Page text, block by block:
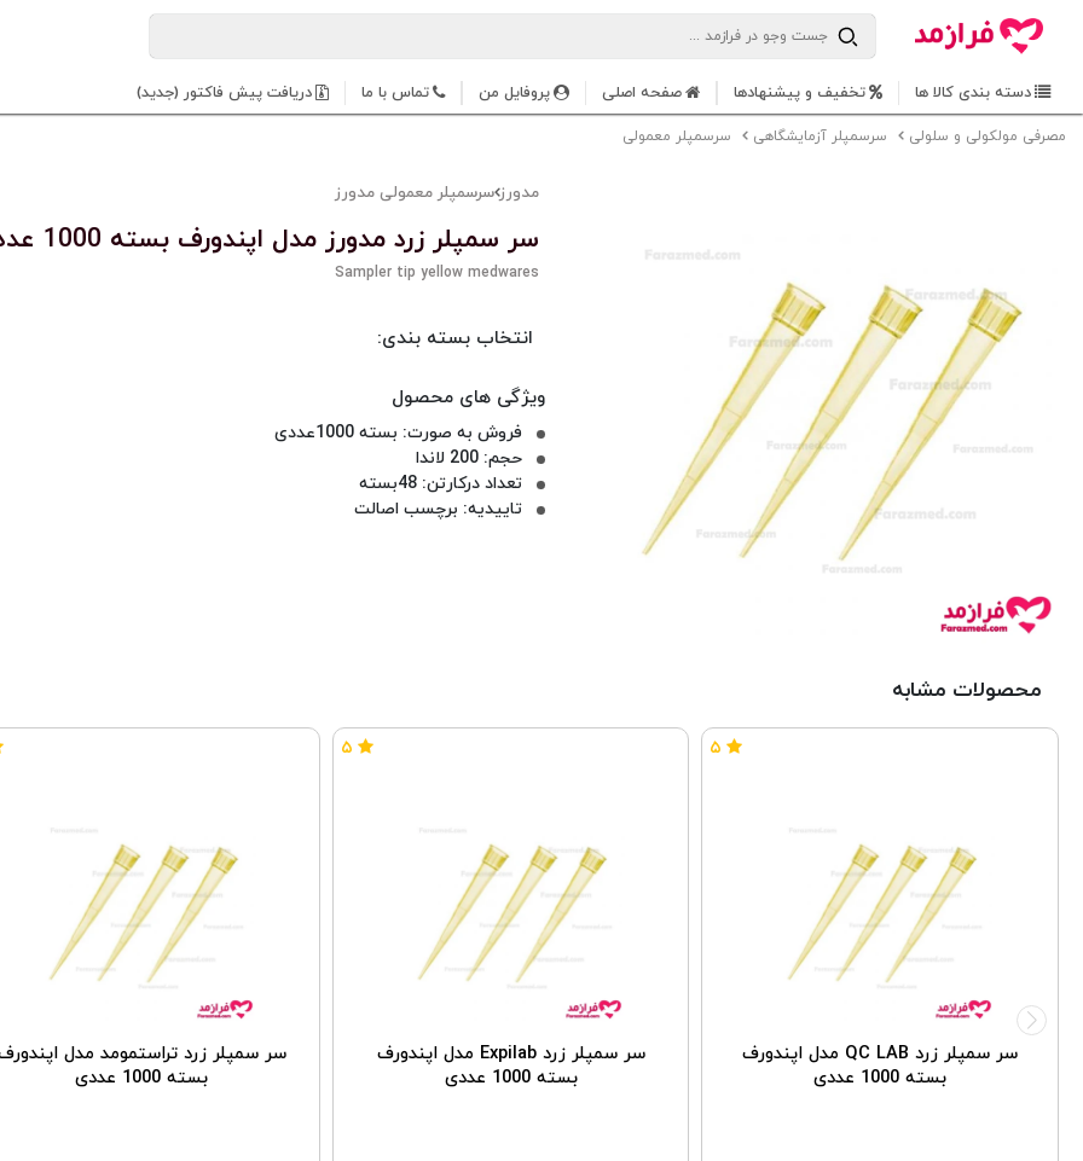
دسته بندی کالا ها تخفیف و پیشنهادها صفحه اصلی پروفایل من تماس با ما دریافت پیش فاکتور (جدید)
مصرفی مولکولی و سلولی سرسمپلر آزمایشگاهی سرسمپلر معمولی
مدورز سرسمپلر معمولی مدورز
سر سمپلر زرد مدورز مدل اپندورف بسته 1000 عددی
Sampler tip yellow medwares
انتخاب بسته بندی:
فروش به صورت: بسته 1000عددی
حجم: 200 لاندا
تعداد درکارتن: 48بسته
تاییدیه: برچسب اصالت
محصولات مشابه
سر سمپلر زرد QC LAB مدل اپندورف
بسته 1000 عددی
۵
سر سمپلر زرد Expilab مدل اپندورف
بسته 1000 عددی
۵
سر سمپلر زرد تراستمومد مدل
بسته 1000 عددی